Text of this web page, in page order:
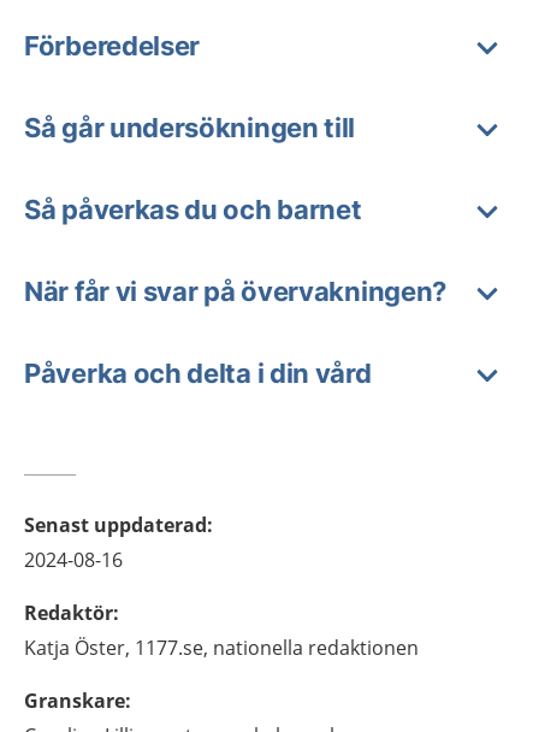
Förberedelser
Så går undersökningen till
Så påverkas du och barnet
När får vi svar på övervakningen?
Påverka och delta i din vård
Senast uppdaterad:
2024-08-16
Redaktör:
Katja Öster, 1177.se, nationella redaktionen
Granskare: